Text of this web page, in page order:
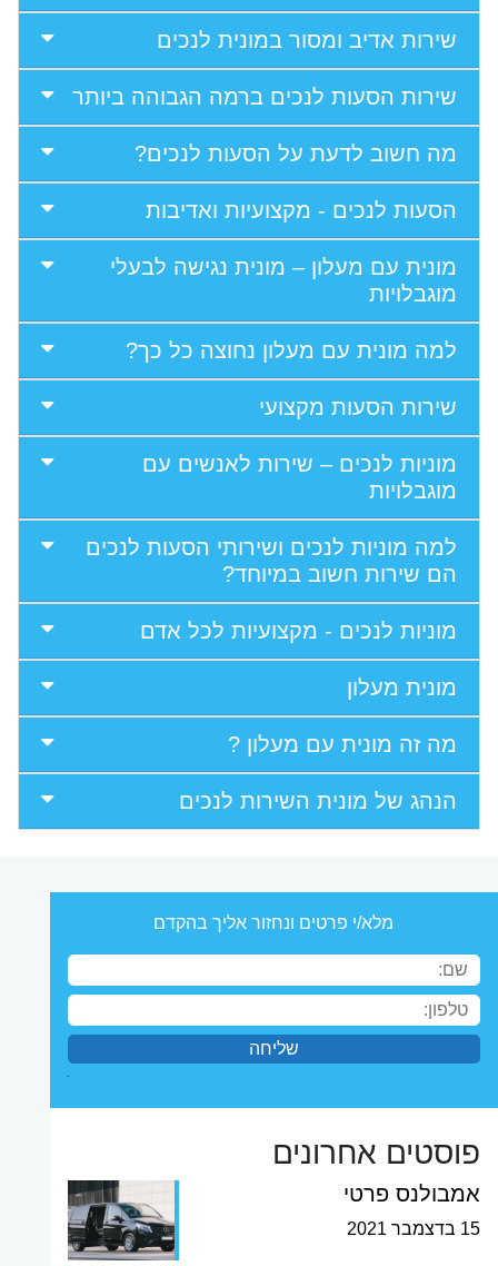
שירות אדיב ומסור במונית לנכים
שירות הסעות לנכים ברמה הגבוהה ביותר
מה חשוב לדעת על הסעות לנכים?
הסעות לנכים - מקצועיות ואדיבות
מונית עם מעלון – מונית נגישה לבעלי
מוגבלויות
למה מונית עם מעלון נחוצה כל כך?
שירות הסעות מקצועי
מוניות לנכים – שירות לאנשים עם
מוגבלויות
למה מוניות לנכים ושירותי הסעות לנכים
הם שירות חשוב במיוחד?
מוניות לנכים - מקצועיות לכל אדם
מונית מעלון
מה זה מונית עם מעלון ?
הנהג של מונית השירות לנכים
מלא/י פרטים ונחזור אליך בהקדם
פוסטים אחרונים
אמבולנס פרטי
15 בדצמבר 2021